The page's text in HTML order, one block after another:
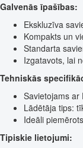
Galvenās īpašības:
Ekskluzīva
Kompakts un
Standarta
Izgatavots, lai
Tehniskās
Savietojams ar
Lādētāja tips:
Ideāli
Tipiskie lietojumi: